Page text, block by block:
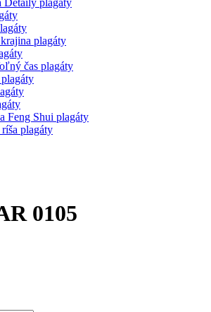
Detaily plagáty
plagáty
čas plagáty
Feng Shui plagáty
plagáty
0105